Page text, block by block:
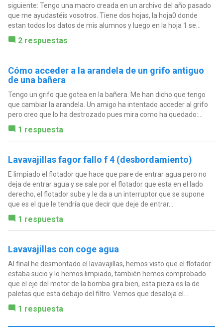
siguiente: Tengo una macro creada en un archivo del año pasado
que me ayudastéis vosotros. Tiene dos hojas, la hoja0 donde
estan todos los datos de mis alumnos y luego en la hoja 1 se...
2 respuestas
Cómo acceder a la arandela de un grifo antiguo
de una bañera
Tengo un grifo que gotea en la bañera. Me han dicho que tengo
que cambiar la arandela. Un amigo ha intentado acceder al grifo
pero creo que lo ha destrozado pues mira como ha quedado:...
1 respuesta
Lavavajillas fagor fallo f 4 (desbordamiento)
E limpiado el flotador que hace que pare de entrar agua pero no
deja de entrar agua y se sale por el flotador que esta en el lado
derecho, el flotador sube y le da a un interruptor que se supone
que es el que le tendría que decir que deje de entrar...
1 respuesta
Lavavajillas con coge agua
Al final he desmontado el lavavajillas, hemos visto que el flotador
estaba sucio y lo hemos limpiado, también hemos comprobado
que el eje del motor de la bomba gira bien, esta pieza es la de
paletas que esta debajo del filtro. Vemos que desaloja el...
1 respuesta